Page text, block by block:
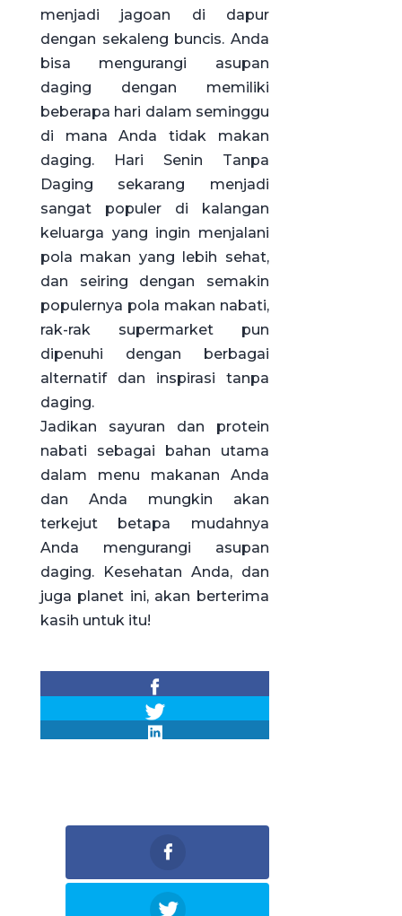
menjadi jagoan di dapur
dengan sekaleng buncis. Anda
bisa mengurangi asupan
daging dengan memiliki
beberapa hari dalam seminggu
di mana Anda tidak makan
daging. Hari Senin Tanpa
Daging sekarang menjadi
sangat populer di kalangan
keluarga yang ingin menjalani
pola makan yang lebih sehat,
dan seiring dengan semakin
populernya pola makan nabati,
rak-rak supermarket pun
dipenuhi dengan berbagai
alternatif dan inspirasi tanpa
daging.
Jadikan sayuran dan protein
nabati sebagai bahan utama
dalam menu makanan Anda
dan Anda mungkin akan
terkejut betapa mudahnya
Anda mengurangi asupan
daging. Kesehatan Anda, dan
juga planet ini, akan berterima
kasih untuk itu!